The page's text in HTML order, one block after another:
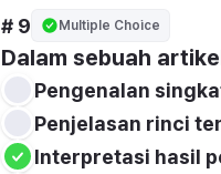
# 9 Multiple Choice
Dalam sebuah
Pengenalan
Penjelasan rinci
Interpretasi hasil